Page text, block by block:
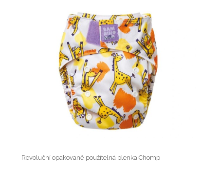
Revoluční opakovaně použitelná plenka Chomp